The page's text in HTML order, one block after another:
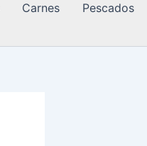
Carnes Pescados